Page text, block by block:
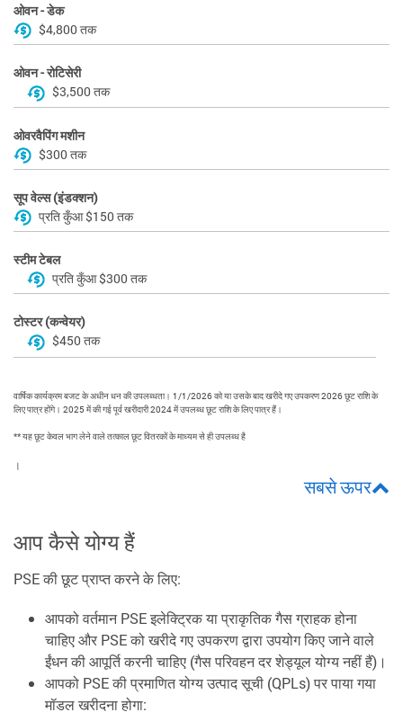
ओवन - डेक
$4,800 तक
ओवन - रोटिसेरी
$3,500 तक
ओवरवैपिंग मशीन
$300 तक
सूप वेल्स (इंडक्शन)
प्रति कुँआ $150 तक
स्टीम टेबल
प्रति कुँआ $300 तक
टोस्टर (कन्वेयर)
$450 तक
वार्षिक कार्यक्रम बजट के अधीन धन की उपलब्धता। 1/1/2026 को या उसके बाद खरीदे गए उपकरण 2026 छूट राशि के
लिए पात्र होंगे। 2025 में की गई पूर्व खरीदारी 2024 में उपलब्ध छूट राशि के लिए पात्र हैं।
** यह छूट केवल भाग लेने वाले तत्काल छूट वितरकों के माध्यम से ही उपलब्ध है
।
सबसे ऊपर
आप कैसे योग्य हैं
PSE की छूट प्राप्त करने के लिए:
आपको वर्तमान PSE इलेक्ट्रिक या प्राकृतिक गैस ग्राहक होना
चाहिए और PSE को खरीदे गए उपकरण द्वारा उपयोग किए जाने वाले
ईंधन की आपूर्ति करनी चाहिए (गैस परिवहन दर शेड्यूल योग्य नहीं हैं)।
आपको PSE की प्रमाणित योग्य उत्पाद सूची (QPLs) पर पाया गया
मॉडल खरीदना होगा: